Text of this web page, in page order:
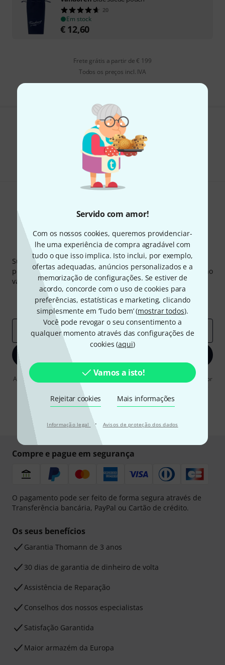
Servido com amor!
Com os nossos cookies, queremos providenciar-
lhe uma experiência de compra agradável com
tudo o que isso implica. Isto inclui, por exemplo,
ofertas adequadas, anúncios personalizados e a
memorização de configurações. Se estiver de
acordo, concorde com o uso de cookies para
preferências, estatísticas e marketing, clicando
simplesmente em ‘Tudo bem’ (mostrar todos).
Você pode revogar o seu consentimento a
qualquer momento através das configurações de
cookies (aqui)
Vamos a isto!
Rejeitar cookies Mais informações
Informação legal · Avisos de proteção dos dados
20
Em stock
€ 12,60
Frete grátis a partir de € 199
Todos os preços incl. IVA
Gosta do que vê?
Partilhar Ajuda e feedback
Newsletter Thomann
Subscreva a Newsletter da Thomann em inglês e com um
pouco de sorte você poderá ganhar um dos50 vouchers
no
valor de50 €cada!
Contribuições inspiradoras
Ofertas
Insights da Thomann
Endereço de e-mail*
Ao clicar em "Inscreva-se agora", concordo em receber publicidade por
e-mail. Posso cancelar a assinatura a qualquer momento. Você pode
encontrar mais informações sobre a newsletter na nossa
proteção de dados.
Compre e pague em segurança
O pagamento pode ser feito de forma segura através de
Transferência bancária, PayPal ou Cartão de crédito.
Os seus benefícios
Garantia Thomann de 3 anos
30 dias de garantia de dinheiro de volta
Assistência de Reparação
Conselhos dos nossos especialistas
Satisfação Garantida
Maior armazém da Europa